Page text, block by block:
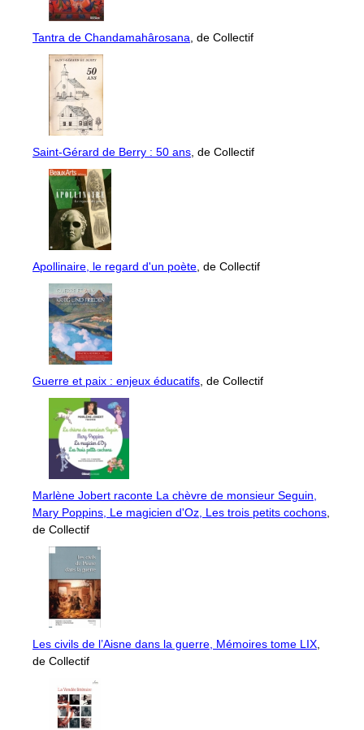
Tantra de Chandamahârosana , de Collectif
Saint-Gérard de Berry : 50 ans , de Collectif
Apollinaire, le regard d'un poète , de Collectif
Guerre et paix : enjeux éducatifs , de Collectif
Marlène Jobert raconte La chèvre de monsieur Seguin,
Mary Poppins, Le magicien d'Oz, Les trois petits cochons
de Collectif
Les civils de l’Aisne dans la guerre, Mémoires tome LIX
de Collectif